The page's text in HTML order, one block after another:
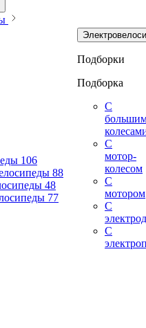
106
88
48
77
Подборки
Подборка
С
С
мотор-
колесом
С
мотором
С
С